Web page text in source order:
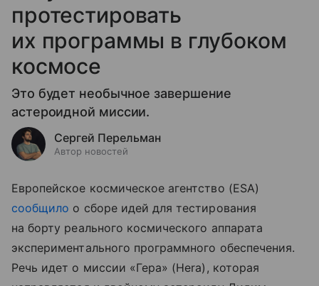
протестировать
их программы в глубоком
космосе
Это будет необычное завершение
астероидной миссии.
Сергей Перельман
Автор новостей
Европейское космическое агентство (ESA)
сообщило о сборе идей для тестирования
на борту реального космического аппарата
экспериментального программного обеспечения.
Речь идет о миссии «Гера» (Hera), которая